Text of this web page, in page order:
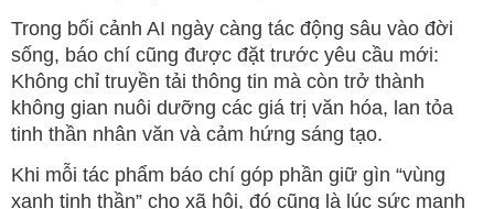
Trong bối cảnh AI ngày càng tác động sâu vào đời
sống, báo chí cũng được đặt trước yêu cầu mới:
Không chỉ truyền tải thông tin mà còn trở thành
không gian nuôi dưỡng các giá trị văn hóa, lan tỏa
tinh thần nhân văn và cảm hứng sáng tạo.
Khi mỗi tác phẩm báo chí góp phần giữ gìn “vùng
xanh tinh thần” cho xã hội, đó cũng là lúc sức mạnh